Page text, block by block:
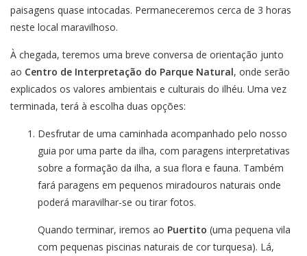
paisagens quase intocadas. Permaneceremos cerca de 3 horas
neste local maravilhoso.
À chegada, teremos uma breve conversa de orientação junto
ao Centro de Interpretação do Parque Natural, onde serão
explicados os valores ambientais e culturais do ilhéu. Uma vez
terminada, terá à escolha duas opções:
Desfrutar de uma caminhada acompanhado pelo nosso
guia por uma parte da ilha, com paragens interpretativas
sobre a formação da ilha, a sua flora e fauna. Também
fará paragens em pequenos miradouros naturais onde
poderá maravilhar-se ou tirar fotos.
Quando terminar, iremos ao Puertito (uma pequena vila
com pequenas piscinas naturais de cor turquesa). Lá,